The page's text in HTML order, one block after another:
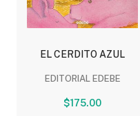
EL CERDITO AZUL
EDITORIAL EDEBE
$175.00